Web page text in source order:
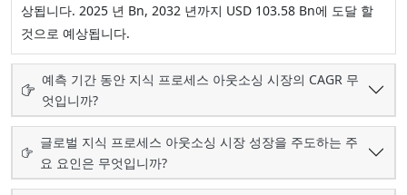
상됩니다. 2025 년 Bn, 2032 년까지 USD 103.58 Bn에 도달 할
것으로 예상됩니다.
예측 기간 동안 지식 프로세스 아웃소싱 시장의 CAGR 무
엇입니까?
글로벌 지식 프로세스 아웃소싱 시장 성장을 주도하는 주
요 요인은 무엇입니까?